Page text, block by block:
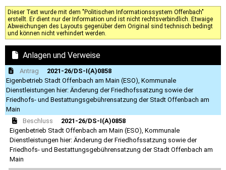
Dieser Text wurde mit dem "Politischen Informationssystem Offenbach"
erstellt. Er dient nur der Information und ist nicht rechtsverbindlich. Etwaige
Abweichungen des Layouts gegenüber dem Original sind technisch bedingt
und können nicht verhindert werden.
Anlagen und Verweise
Antrag
2021-26/DS-I(A)0858
Eigenbetrieb Stadt Offenbach am Main (ESO), Kommunale
Dienstleistungen hier: Änderung der Friedhofssatzung sowie der
Friedhofs- und Bestattungsgebührensatzung der Stadt Offenbach am
Main
Beschluss
2021-26/DS-I(A)0858
Eigenbetrieb Stadt Offenbach am Main (ESO), Kommunale
Dienstleistungen hier: Änderung der Friedhofssatzung sowie der
Friedhofs- und Bestattungsgebührensatzung der Stadt Offenbach am
Main